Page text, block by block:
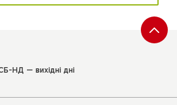
НД — вихідні дні